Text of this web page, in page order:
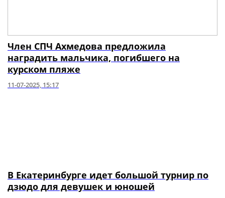
Член СПЧ Ахмедова предложила
наградить мальчика, погибшего на
курском пляже
11-07-2025, 15:17
В Екатеринбурге идет большой турнир по
дзюдо для девушек и юношей